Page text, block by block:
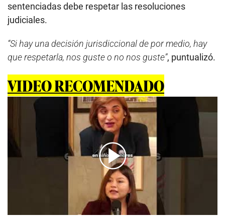
sentenciadas debe respetar las resoluciones
judiciales.
“Si hay una decisión jurisdiccional de por medio, hay
que respetarla, nos guste o no nos guste”, puntualizó.
VIDEO RECOMENDADO